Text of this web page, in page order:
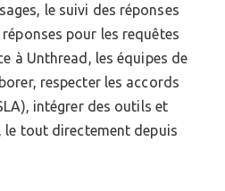
le suivi des réponses
pour les requêtes
à Unthread, les équipes de
respecter les accords
intégrer des outils et
le tout directement depuis